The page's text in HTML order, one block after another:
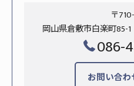
〒
岡山県倉敷市白楽町85-
086-
お問い合